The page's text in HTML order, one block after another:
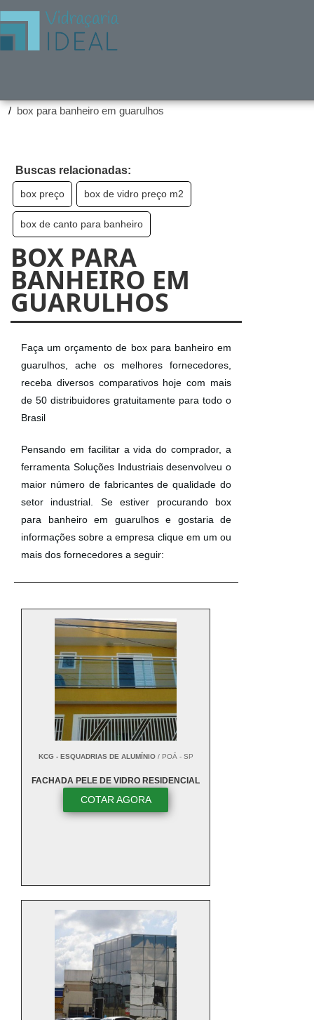
box para banheiro em guarulhos
Buscas relacionadas:
box preço box de vidro preço m2
box de canto para banheiro
BOX PARA
BANHEIRO EM
GUARULHOS
Faça um orçamento de box para banheiro em
guarulhos, ache os melhores fornecedores,
receba diversos comparativos hoje com mais
de 50 distribuidores gratuitamente para todo o
Brasil
Pensando em facilitar a vida do comprador, a
ferramenta Soluções Industriais desenvolveu o
maior número de fabricantes de qualidade do
setor industrial. Se estiver procurando box
para banheiro em guarulhos e gostaria de
informações sobre a empresa clique em um ou
mais dos fornecedores a seguir:
KCG - ESQUADRIAS DE ALUMÍNIO/ POÁ - SP
FACHADA PELE DE VIDRO RESIDENCIAL
COTAR AGORA